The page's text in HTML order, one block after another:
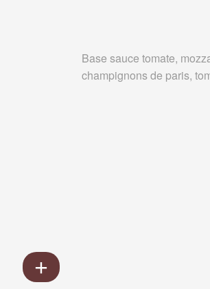
Base sauce tomate,
champignons de paris,